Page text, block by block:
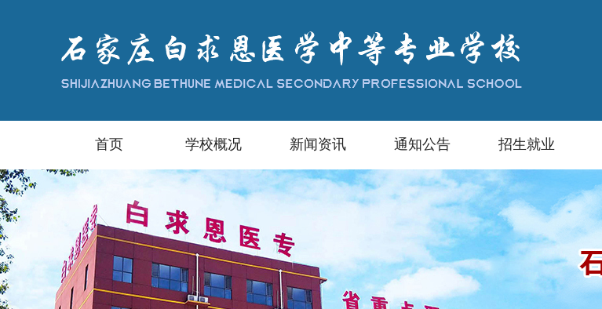
首页 学校概况 新闻资讯 通知公告 招生就业